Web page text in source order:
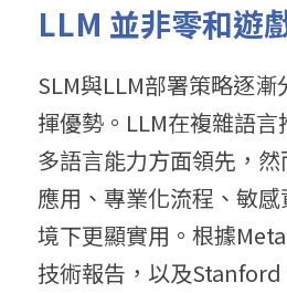
LLM 並非零和遊
SLM與LLM部署策略逐
揮優勢。LLM在複雜語
多語言能力方面領先，
應用、專業化流程、敏
境下更顯實用。根據
技術報告，以及